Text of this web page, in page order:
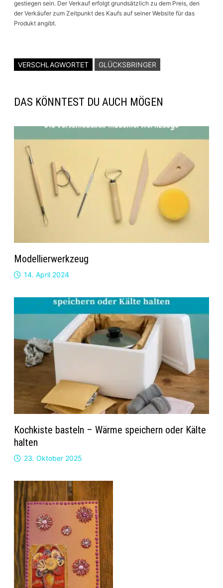
gestiegen sein. Der Verkauf erfolgt grundsätzlich zu dem Preis, den
der Verkäufer zum Zeitpunkt des Kaufs auf seiner Website für das
Produkt angibt.
VERSCHLAGWORTET GLÜCKSBRINGER
DAS KÖNNTEST DU AUCH MÖGEN
Modellierwerkzeug
14. April 2024
Kochkiste basteln – Wärme speichern oder Kälte
halten
23. Oktober 2025